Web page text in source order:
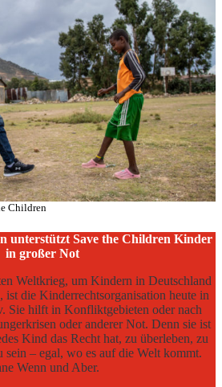
Children
unterstützt Save the Children Kinder
in großer Not
Weltkrieg, um Kindern in Deutschland
ist die Kinderrechtsorganisation heute in
Sie hilft in Konfliktgebieten oder nach
oder anderer Not. Denn sie ist
Kind das Recht hat, zu überleben, zu
sein – egal, wo es auf die Welt kommt.
Wenn und Aber.